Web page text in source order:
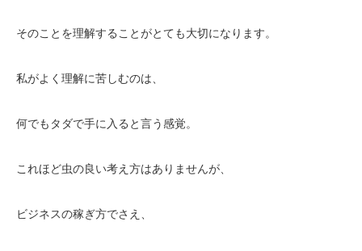
そのことを理解することがとても大切になります。
私がよく理解に苦しむのは、
何でもタダで手に入ると言う感覚。
これほど虫の良い考え方はありませんが、
ビジネスの稼ぎ方でさえ、